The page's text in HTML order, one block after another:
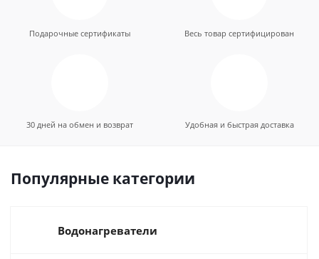
Подарочные сертификаты Весь товар сертифицирован
30 дней на обмен и возврат Удобная и быстрая доставка
Популярные категории
Водонагреватели